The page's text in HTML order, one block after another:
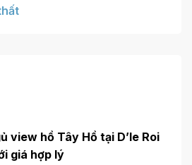
view hồ Tây Hồ tại D’le Roi
giá hợp lý